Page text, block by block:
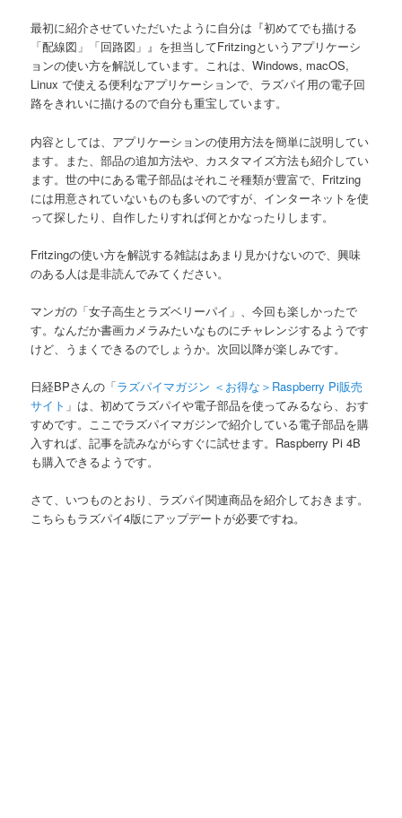
最初に紹介させていただいたように自分は『初めてでも描ける
「配線図」「回路図」』を担当してFritzingというアプリケーシ
ョンの使い方を解説しています。これは、Windows, macOS,
Linux で使える便利なアプリケーションで、ラズパイ用の電子回
路をきれいに描けるので自分も重宝しています。
内容としては、アプリケーションの使用方法を簡単に説明してい
ます。また、部品の追加方法や、カスタマイズ方法も紹介してい
ます。世の中にある電子部品はそれこそ種類が豊富で、Fritzing
には用意されていないものも多いのですが、インターネットを使
って探したり、自作したりすれば何とかなったりします。
Fritzingの使い方を解説する雑誌はあまり見かけないので、興味
のある人は是非読んでみてください。
マンガの「女子高生とラズベリーパイ」、今回も楽しかったで
す。なんだか書画カメラみたいなものにチャレンジするようです
けど、うまくできるのでしょうか。次回以降が楽しみです。
日経BPさんの「ラズパイマガジン ＜お得な＞Raspberry Pi販売
サイト 」は、初めてラズパイや電子部品を使ってみるなら、おす
すめです。ここでラズパイマガジンで紹介している電子部品を購
入すれば、記事を読みながらすぐに試せます。Raspberry Pi 4B
も購入できるようです。
さて、いつものとおり、ラズパイ関連商品を紹介しておきます。
こちらもラズパイ4版にアップデートが必要ですね。